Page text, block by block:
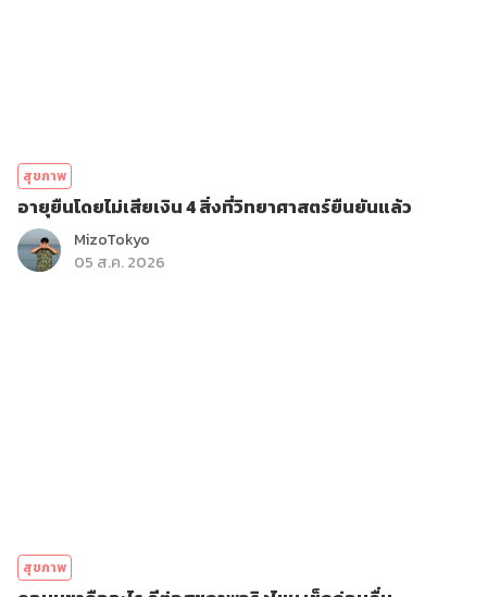
สุขภาพ
อายุยืนโดยไม่เสียเงิน 4 สิ่งที่วิทยาศาสตร์ยืนยันแล้ว
MizoTokyo
05 ส.ค. 2026
สุขภาพ